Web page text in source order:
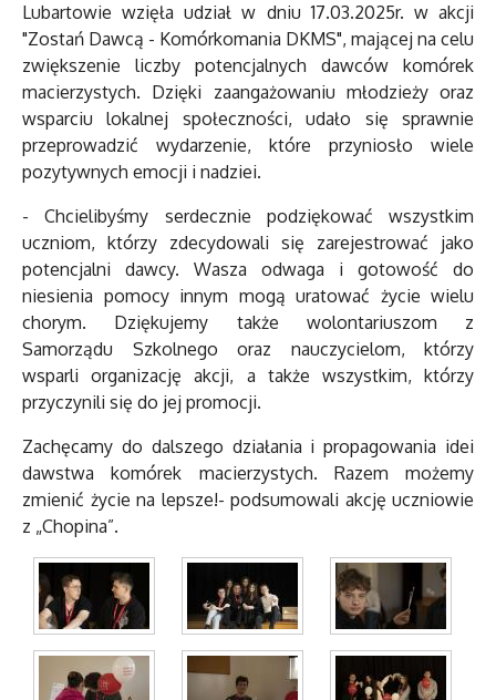
Lubartowie wzięła udział w dniu 17.03.2025r. w akcji
"Zostań Dawcą - Komórkomania DKMS", mającej na celu
zwiększenie liczby potencjalnych dawców komórek
macierzystych. Dzięki zaangażowaniu młodzieży oraz
wsparciu lokalnej społeczności, udało się sprawnie
przeprowadzić wydarzenie, które przyniosło wiele
pozytywnych emocji i nadziei.
- Chcielibyśmy serdecznie podziękować wszystkim
uczniom, którzy zdecydowali się zarejestrować jako
potencjalni dawcy. Wasza odwaga i gotowość do
niesienia pomocy innym mogą uratować życie wielu
chorym. Dziękujemy także wolontariuszom z
Samorządu Szkolnego oraz nauczycielom, którzy
wsparli organizację akcji, a także wszystkim, którzy
przyczynili się do jej promocji.
Zachęcamy do dalszego działania i propagowania idei
dawstwa komórek macierzystych. Razem możemy
zmienić życie na lepsze!- podsumowali akcję uczniowie
z „Chopina”.